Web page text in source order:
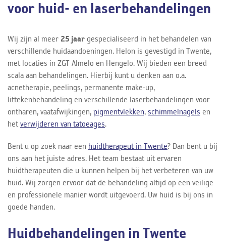
voor huid- en laserbehandelingen
Wij zijn al meer 25 jaar gespecialiseerd in het behandelen van
verschillende huidaandoeningen. Helon is gevestigd in Twente,
met locaties in ZGT Almelo en Hengelo. Wij bieden een breed
scala aan behandelingen. Hierbij kunt u denken aan o.a.
acnetherapie, peelings, permanente make-up,
littekenbehandeling en verschillende laserbehandelingen voor
ontharen, vaatafwijkingen, pigmentvlekken, schimmelnagels en
het verwijderen van tatoeages.
Bent u op zoek naar een huidtherapeut in Twente? Dan bent u bij
ons aan het juiste adres. Het team bestaat uit ervaren
huidtherapeuten die u kunnen helpen bij het verbeteren van uw
huid. Wij zorgen ervoor dat de behandeling altijd op een veilige
en professionele manier wordt uitgevoerd. Uw huid is bij ons in
goede handen.
Huidbehandelingen in Twente